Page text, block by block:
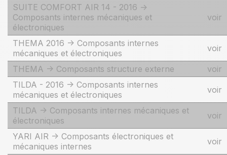
SUITE COMFORT AIR 14 - 2016 ->
Composants internes mécaniques et
électroniques
voir
THEMA 2016 -> Composants internes
mécaniques et électroniques
voir
THEMA -> Composants structure externe
voir
TILDA - 2016 -> Composants internes
mécaniques et électroniques
voir
TILDA -> Composants internes mécaniques et
électroniques
voir
YARI AIR -> Composants électroniques et
mécaniques internes
voir